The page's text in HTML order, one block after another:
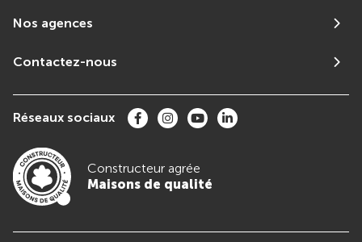
Nos agences
Contactez-nous
Réseaux sociaux
Constructeur agrée
Maisons de qualité